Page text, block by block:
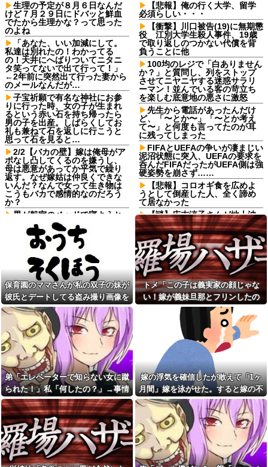
生理の予定が８月６日なんだ
けど７月２９日にドバッと鮮血
でたから生理かな？って思った
のよね
「あなた、いい加減にして。
私達は別れたの！わかってる
の！天井にへばりついてニタニ
タ笑ってないで出て行って！」
←2年前に突然出て行った妻から
のメールなんだが…
子宝祈願で有名な神社にお参
りに行った時、女の子が生まれ
るという赤い石を持ち帰ったら
男の子を出産。しばらくしてお
礼も兼ねて石を返しに行こうと
思って石を見ると…
2/2【バカの壁】嫁は俺母がア
ポなし凸してくるのを嫌うし、
母は悪意があってか平気で繰り
返す。なぜ嫁姑は仲良くできな
いんだ？なんで女って生き物は
こうもバカで感情的なのだろう
か？
男が船室のベッドで寝ようと
していた。…えっ？あなたは誰
ですか？→ 見知らぬひとがいる
んだが…
ママ友に久しぶりにＬＩＮＥ
したら「子供二人とも私立に通
わせたら2000万円くらいかかっ
ちゃう」と自慢された
俺の宝物であるマンガを無断
で彼女が捨てた。なので彼女を
精神的に追い詰めた結果
母「事故だったのよ」家族
「母さんがわざとやるはずな
い」→嫁が毒を飲まされ子ども
を失ったのに信じてもらえず…
私「耳を切られてるんですけ
ど？」美容師「大した傷じゃな
くて良かったですね」→その開
き直った態度に腹が立ち…
退職してしばらく経った頃、
元職場の取引先から連絡が来
た。話を聞くと納得できない内
容で…
【復讐】 絶対に「植えてはい
けない植物」を小学校に植えた
→20年経って見に行くと…
「！？」衝撃の光景が・・・
【悲報】俺の行く大学、留学
必須らしい・・・
【衝撃】川口被告(19)に無期懲
役 江別大学生殺人事件、19歳
で取り返しのつかない代償を背
負うことに他
100均のレジで「白ありません
か？」と質問し、列をストップ
させてニヤニヤする迷惑サラリ
ーマン！並んでいる客の苛立ち
を楽しむ底意地の悪さに激怒
先生から電話があったんだけ
ど、「〜とか〜」「〜とか考え
て〜」と何度も言ってたのが耳
に残ってしまった
FIFAとUEFAの争いが凄まじい
泥沼状態に突入、UEFAの要求を
呑んだFIFAだったがUEFA側は強
硬姿勢を崩さず……
【悲報】コロオギ食を広めよ
うとして倒産した人、全く諦め
て居なかった
【謎】広末涼子さんが地上波
にスピード復帰できる理由、誰
にも分からない⇒！
亡き叔母の遺書「実は17年前
に従兄弟と赤ちゃんを交換し
た」全員で家族会議を開いた結
果、拍子抜けするほど〇〇な展
開を迎えて婚約者呆然←家族の
絆が深すぎて修羅場にならんか
った
高2女、高校受験に失敗して私
立に在学中→私「7万のカバンで
も買おうかなw」母「私立がどん
だけ金かかってると思ってんね
ん」 →結果
全国展開の安価な外食チェー
ンには全く魅力を感じない。ど
こにでもあるような店選ぶ人の
気持ちがわからない
【訃報】名探偵コナン声優が
死去 → 今トンデモナイことにな
ってる・・・
釣りに行く息子がご飯全部お
にぎりにしてくれた。わずかに
ビオレ薬用ハンドソープの匂い
がする
パートの面接で号泣しながら
保育園のママさんが私の双子の妹が
彼氏とデートしてる盗み撮り画像を
見せて「あとはわかるよね？とりあ
えず5万を家に持ってきて」と脅し
てきた
トメ「この子は義実家の顔じゃな
い！嫁が義妹旦那とフリンしたの
よ！」私「DNA鑑定します？」義妹
旦那「もちろんです」→結果…
弟「エレベーターで知らない女に蹴
られた！」私「何したの？」→事情
を聞いた家族全員が「それは自業自
得」と呆れてしまい…
嫁の浮気を確信したが敢えて「1ヶ
月間」嫁を泳がせた。すると嫁の不
倫がトンデモないことに...